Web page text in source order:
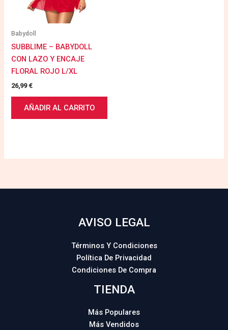
Babydoll
SUBBLIME – BABYDOLL
CON LAZO Y ENCAJE
FLORAL ROJO L/XL
26,99€
AÑADIR AL CARRITO
AVISO LEGAL
Términos Y Condiciones
Política De Privacidad
Condiciones De Compra
TIENDA
Más Populares
Más Vendidos